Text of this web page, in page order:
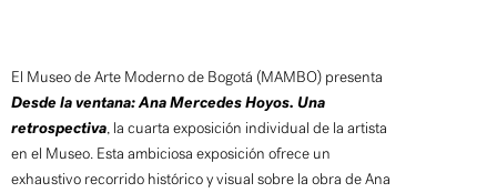
El Museo de Arte Moderno de Bogotá (MAMBO) presenta
Desde la ventana: Ana Mercedes Hoyos. Una
retrospectiva, la cuarta exposición individual de la artista
en el Museo. Esta ambiciosa exposición ofrece un
exhaustivo recorrido histórico y visual sobre la obra de Ana